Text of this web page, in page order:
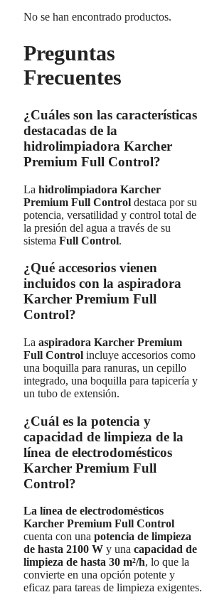
No se han encontrado productos.
Preguntas
Frecuentes
¿Cuáles son las características
destacadas de la
hidrolimpiadora Karcher
Premium Full Control?
La hidrolimpiadora Karcher
Premium Full Control destaca por su
potencia, versatilidad y control total de
la presión del agua a través de su
sistema Full Control.
¿Qué accesorios vienen
incluidos con la aspiradora
Karcher Premium Full
Control?
La aspiradora Karcher Premium
Full Control incluye accesorios como
una boquilla para ranuras, un cepillo
integrado, una boquilla para tapicería y
un tubo de extensión.
¿Cuál es la potencia y
capacidad de limpieza de la
línea de electrodomésticos
Karcher Premium Full
Control?
La línea de electrodomésticos
Karcher Premium Full Control
cuenta con una potencia de limpieza
de hasta 2100 W y una capacidad de
limpieza de hasta 30 m²/h, lo que la
convierte en una opción potente y
eficaz para tareas de limpieza exigentes.